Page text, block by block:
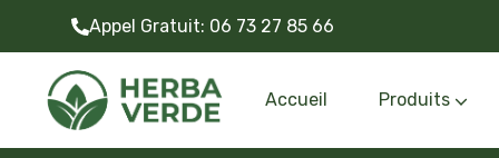
Appel Gratuit: 06 73 27 85 66
Accueil Produits